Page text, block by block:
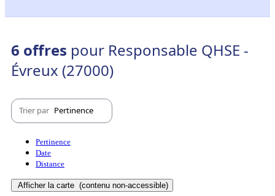
6 offres pour Responsable QHSE -
Évreux (27000)
Trier par Pertinence
Pertinence
Date
Distance
Afficher la carte (contenu non-accessible)